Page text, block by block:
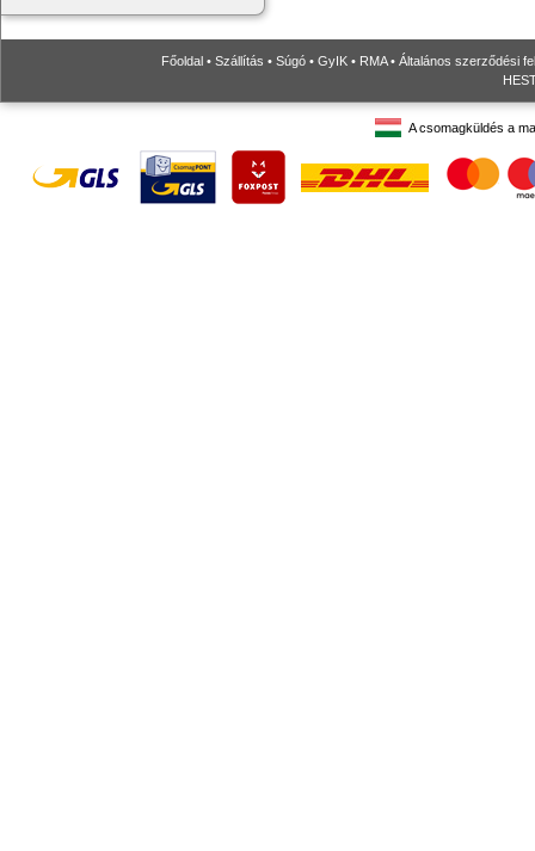
Főoldal • Szállítás • Súgó • GyIK • RMA• Általános szerződési
A csomagküldés a